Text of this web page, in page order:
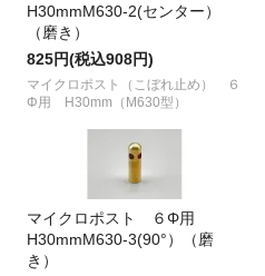
H30mmM630-2(センター）
（磨き）
825円(税込908円)
マイクロポスト（こぼれ止め） ６
Φ用 H30mm（M630型）
マイクロポスト ６Φ用
H30mmM630-3(90°）（磨
き）